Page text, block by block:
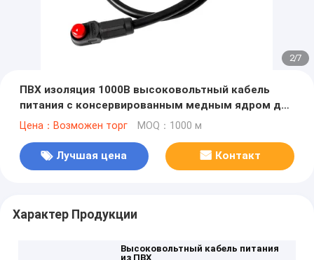
2/7
ПВХ изоляция 1000В высоковольтный кабель
питания с консервированным медным ядром для
зарядки электромобилей
Цена：Возможен торг MOQ：1000 м
Лучшая цена Контакт
Характер Продукции
Высоковольтный кабель питания
из ПВХ